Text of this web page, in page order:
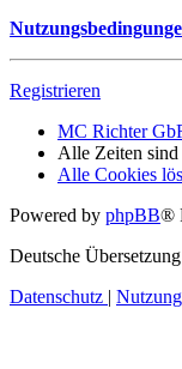
Registrieren
MC Richter
Alle Zeiten sind
Alle Cookies
Powered by phpBB®
Deutsche
Datenschutz |